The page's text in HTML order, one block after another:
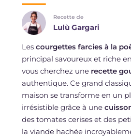
Recette de
Lulù Gargari
Les courgettes farcies à la
principal savoureux et riche
vous cherchez une recette
authentique. Ce grand
maison se transforme en un
irrésistible grâce à une
des tomates cerises et des
la viande hachée